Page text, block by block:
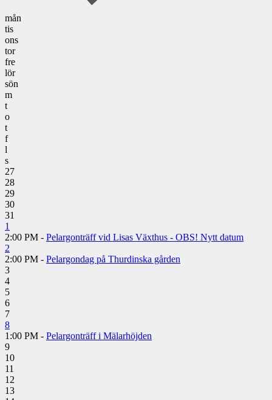
mån
tis
ons
tor
fre
lör
sön
m
t
o
t
f
l
s
27
28
29
30
31
1
2:00 PM - Pelargonträff vid Lisas Växthus - OBS! Nytt datum
2
2:00 PM - Pelargondag på Thurdinska gården
3
4
5
6
7
8
1:00 PM - Pelargonträff i Mälarhöjden
9
10
11
12
13